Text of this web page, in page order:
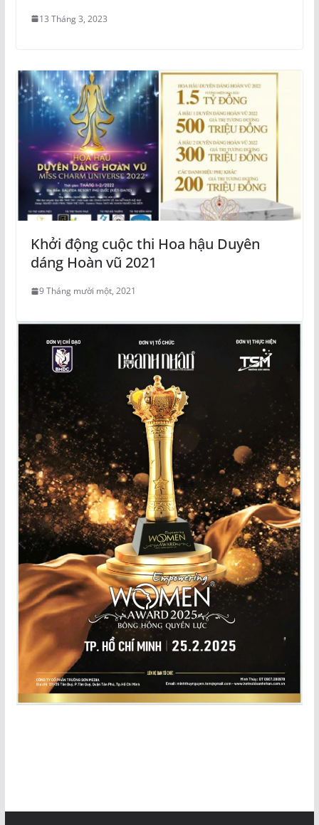
13 Tháng 3, 2023
Khởi động cuộc thi Hoa hậu Duyên
dáng Hoàn vũ 2021
9 Tháng mười một, 2021